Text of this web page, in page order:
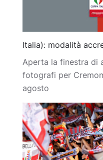
Italia): modalità
Aperta la finestra di
fotografi per
agosto